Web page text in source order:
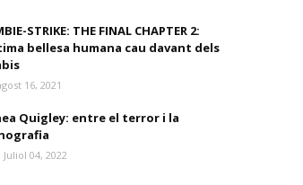
STRIKE: THE FINAL CHAPTER 2:
bellesa humana cau davant dels
16, 2021
Quigley: entre el terror i la
Juliol 04, 2022